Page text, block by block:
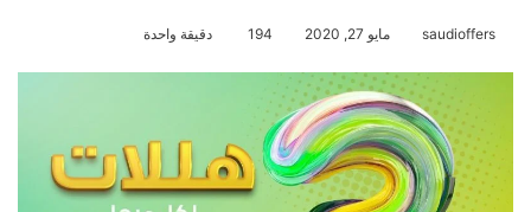
saudioffers مايو 27, 2020 194 دقيقة واحدة